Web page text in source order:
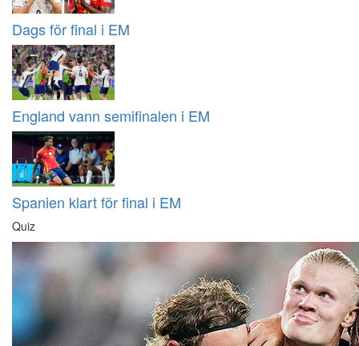
Dags för final i EM
England vann semifinalen i EM
Spanien klart för final i EM
Quiz